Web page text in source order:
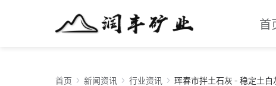
首
首页 新闻资讯 行业资讯 珲春市拌土石灰 - 稳定土